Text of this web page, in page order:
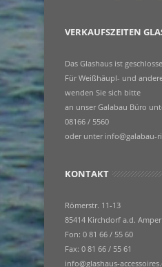
VERKAUFSZEITEN
Das Glashaus ist
Für Weißhäupl- und
wenden Sie sich bitte
an unser Galabau Büro
08166 / 5560
oder unter info@galabau-
KONTAKT
Römerstr. 11-13
85414 Kirchdorf a.d. Amper
Fon: 0 81 66 / 55 60
Fax: 0 81 66 / 55 61
info@glashaus-